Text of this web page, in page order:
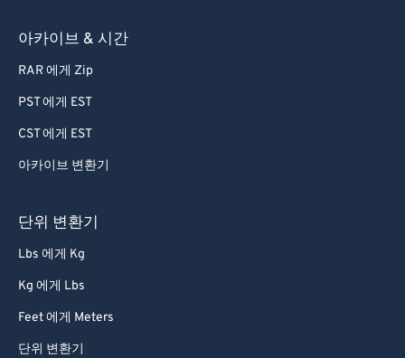
아카이브 & 시간
RAR 에게 Zip
PST 에게 EST
CST 에게 EST
아카이브 변환기
단위 변환기
Lbs 에게 Kg
Kg 에게 Lbs
Feet 에게 Meters
단위 변환기